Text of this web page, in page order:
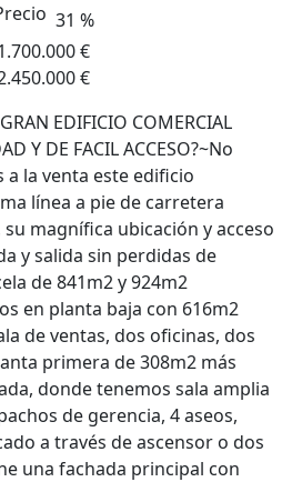
31 %
€
€
EDIFICIO COMERCIAL
Y DE FACIL ACCESO?~No
la venta este edificio
línea a pie de carretera
magnífica ubicación y acceso
y salida sin perdidas de
de 841m2 y 924m2
en planta baja con 616m2
de ventas, dos oficinas, dos
primera de 308m2 más
donde tenemos sala amplia
de gerencia, 4 aseos,
a través de ascensor o dos
una fachada principal con